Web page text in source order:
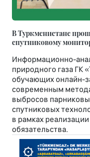
В Туркменистане
спутниковому
Информационно-
природного газа ГК
обучающих онлайн-
современным
выбросов
спутниковых
в рамках
обязательства.